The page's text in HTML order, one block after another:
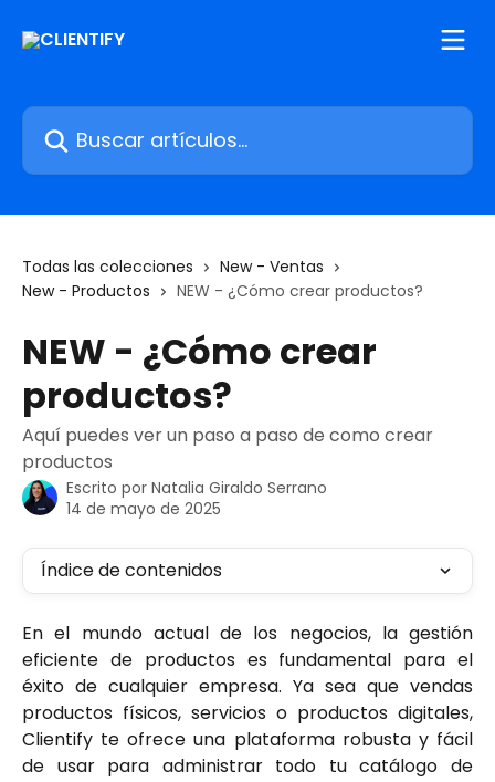
Buscar artículos...
Todas las colecciones
New - Ventas
New - Productos
NEW - ¿Cómo crear productos?
NEW - ¿Cómo crear
productos?
Aquí puedes ver un paso a paso de como crear
productos
Escrito por Natalia Giraldo Serrano
14 de mayo de 2025
Índice de contenidos
En el mundo actual de los negocios, la gestión
eficiente de productos es fundamental para el
éxito de cualquier empresa. Ya sea que vendas
productos físicos, servicios o productos digitales,
Clientify te ofrece una plataforma robusta y fácil
de usar para administrar todo tu catálogo de